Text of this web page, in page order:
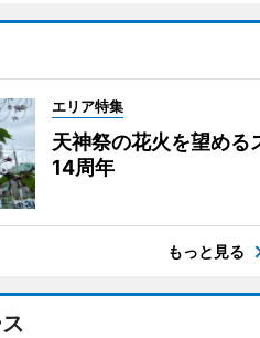
エリア特集
天神祭の花火を望める
14周年
もっと見る